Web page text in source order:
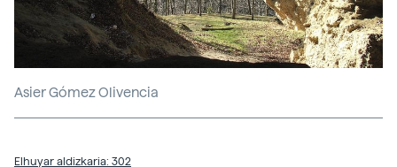
Asier Gómez Olivencia
Elhuyar aldizkaria: 302